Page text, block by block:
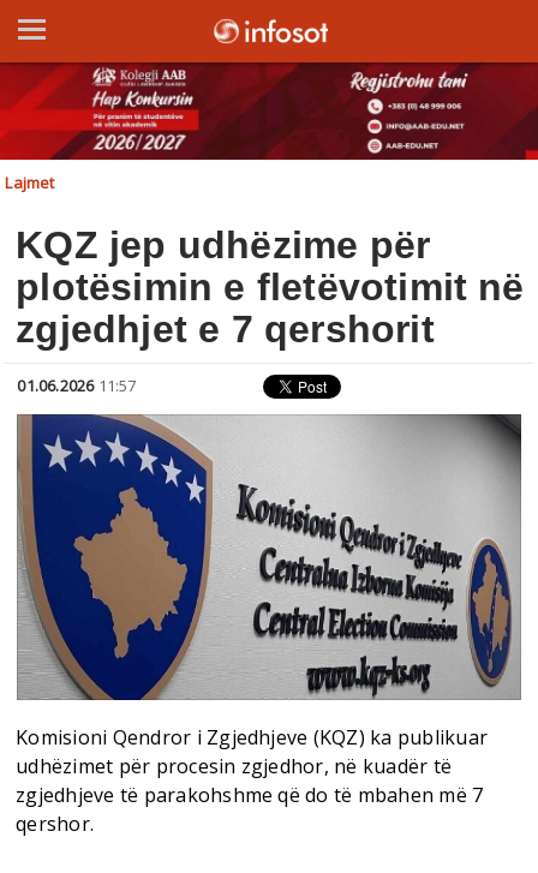
Lajmet
KQZ jep udhëzime për
plotësimin e fletëvotimit në
zgjedhjet e 7 qershorit
01.06.2026 11:57
Komisioni Qendror i Zgjedhjeve (KQZ) ka publikuar
udhëzimet për procesin zgjedhor, në kuadër të
zgjedhjeve të parakohshme që do të mbahen më 7
qershor.